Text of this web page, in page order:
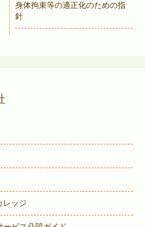
身体拘束等の適正化のための指
針
レッジ